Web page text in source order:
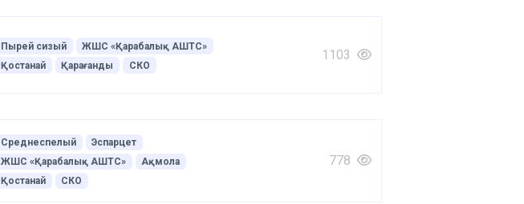
Пырей сизый
ЖШС «Қарабалық АШТС»
Қостанай
Қарағанды СКО
1103
Среднеспелый
Эспарцет
ЖШС «Қарабалық АШТС»
Ақмола
Қостанай
СКО
778